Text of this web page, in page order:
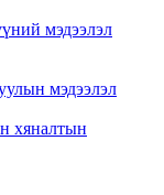
мэдээлэл
мэдээлэл
хяналтын